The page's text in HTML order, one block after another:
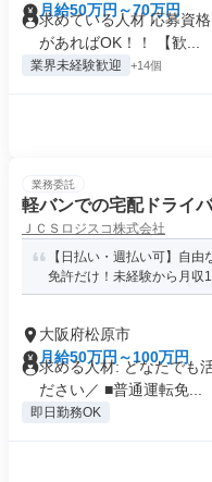
月給50万円～70万円
求めている人材 応募資
があればOK！！ 【歓...
業界未経験歓迎 +14個
業務委託
軽バンでの宅配ドライ
ＪＣＳロジスコ株式会社
【日払い・週払い可】自
免許だけ！未経験から月収
大阪府松原市
月給50万円～100万円
求める人材: どなたでも
ださい／ ■普通運転免...
即日勤務OK